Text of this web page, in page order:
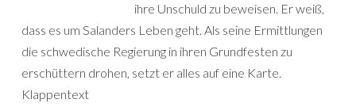
ihre Unschuld zu beweisen. Er weiß,
dass es um Salanders Leben geht. Als seine Ermittlungen
die schwedische Regierung in ihren Grundfesten zu
erschüttern drohen, setzt er alles auf eine Karte.
Klappentext